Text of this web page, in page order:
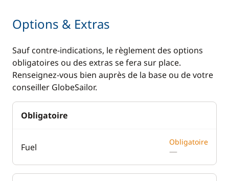
Options & Extras
Sauf contre-indications, le règlement des options
obligatoires ou des extras se fera sur place.
Renseignez-vous bien auprès de la base ou de votre
conseiller GlobeSailor.
Obligatoire
Fuel Obligatoire
—